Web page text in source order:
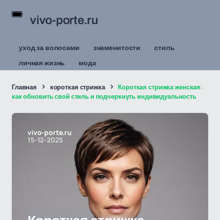
vivo-porte.ru
уход за волосами знаменитости
стиль
личная жизнь
мода
Главная короткая стрижка
Короткая стрижка женская:
как обновить свой стиль и подчеркнуть индивидуальность
vivo-porte.ru
15-12-2025